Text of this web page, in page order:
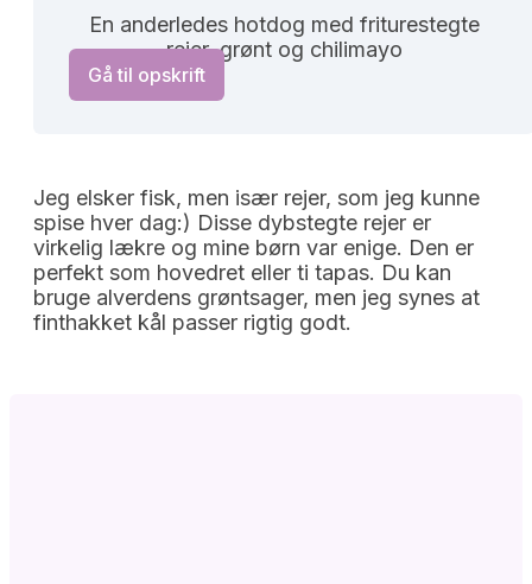
En anderledes hotdog med friturestegte
rejer, grønt og chilimayo
Gå til opskrift
Jeg elsker fisk, men især rejer, som jeg kunne
spise hver dag:) Disse dybstegte rejer er
virkelig lækre og mine børn var enige. Den er
perfekt som hovedret eller ti tapas. Du kan
bruge alverdens grøntsager, men jeg synes at
finthakket kål passer rigtig godt.